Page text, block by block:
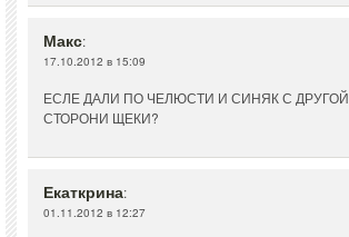
Макс:
17.10.2012 в 15:09
ЕСЛЕ ДАЛИ ПО ЧЕЛЮСТИ И СИНЯК С ДРУГОЙ
СТОРОНИ ЩЕКИ?
Екаткрина:
01.11.2012 в 12:27